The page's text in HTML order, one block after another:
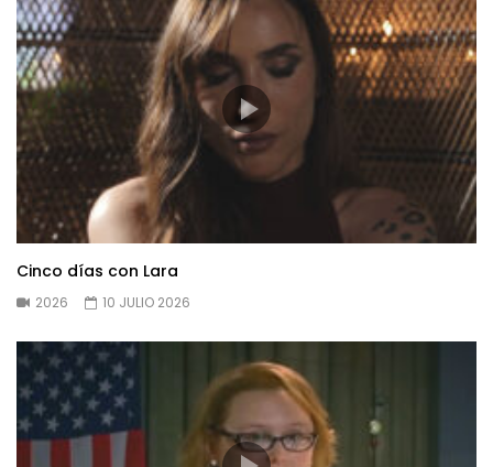
Cinco días con Lara
2026 10 JULIO 2026